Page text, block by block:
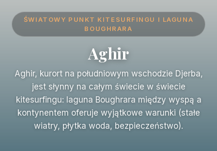
ŚWIATOWY PUNKT KITESURFINGU I LAGUNA
BOUGHRARA
Aghir
Aghir, kurort na południowym wschodzie Djerba,
jest słynny na całym świecie w świecie
kitesurfingu: laguna Boughrara między wyspą a
kontynentem oferuje wyjątkowe warunki (stałe
wiatry, płytka woda, bezpieczeństwo).